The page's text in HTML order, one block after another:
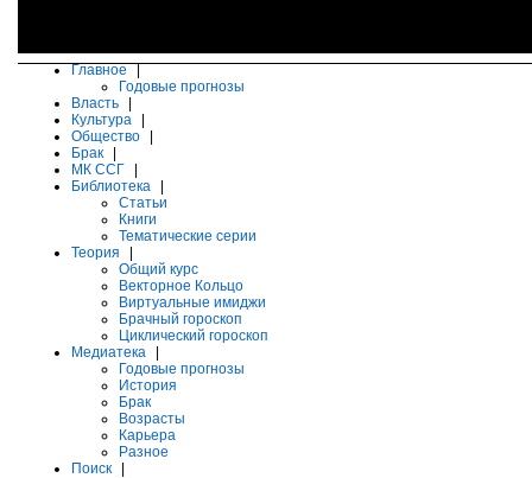
Главное
Годовые прогнозы
Власть
Культура
Общество
Брак
МК ССГ
Библиотека
Статьи
Книги
Тематические серии
Теория
Общий курс
Векторное Кольцо
Виртуальные имиджи
Брачный гороскоп
Циклический гороскоп
Медиатека
Годовые прогнозы
История
Брак
Возрасты
Карьера
Разное
Поиск